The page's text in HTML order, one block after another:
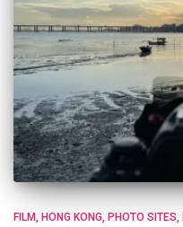
FILM HONG KONG PHOTO SITES